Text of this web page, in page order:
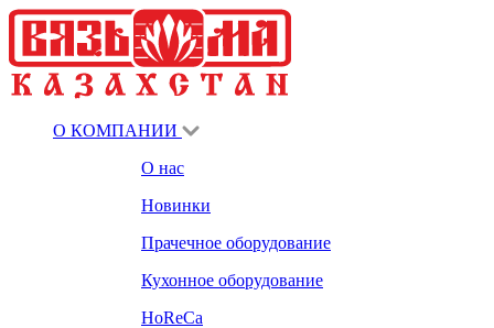
О КОМПАНИИ
О нас
Новинки
Прачечное оборудование
Кухонное оборудование
HoReCa